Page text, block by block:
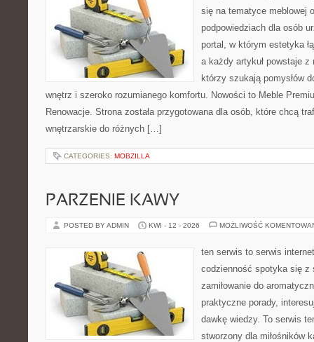
się na tematyce meblowej
podpowiedziach dla osób
portal, w którym estetyka
a każdy artykuł powstaje
którzy szukają pomysłów
wnętrz i szeroko rozumianego komfortu. Nowości to Meble
Renowacje. Strona została przygotowana dla osób, które chcą
wnętrzarskie do różnych […]
CATEGORIES: MOBZILLA
PARZENIE KAWY
POSTED BY ADMIN KWI - 12 - 2026 MOŻLIWOŚĆ
ten serwis to serwis
codzienność spotyka się z
zamiłowanie do
praktyczne porady,
dawkę wiedzy. To serwis
stworzony dla miłośników